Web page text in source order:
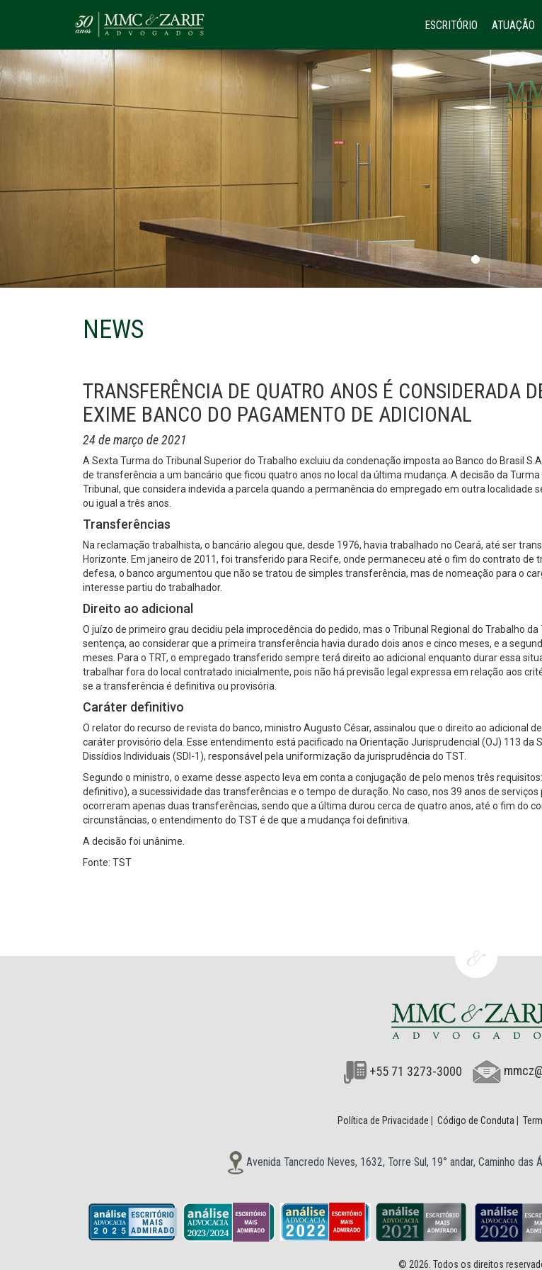
ESCRITÓRIO ATUAÇÃO
NEWS
TRANSFERÊNCIA DE QUATRO ANOS É CONSIDERADA
EXIME BANCO DO PAGAMENTO DE ADICIONAL
24 de março de 2021
A Sexta Turma do Tribunal Superior do Trabalho excluiu da condenação imposta ao Banco do Brasil
de transferência a um bancário que ficou quatro anos no local da última mudança. A decisão da
Tribunal, que considera indevida a parcela quando a permanência do empregado em outra localidade
ou igual a três anos.
Transferências
Na reclamação trabalhista, o bancário alegou que, desde 1976, havia trabalhado no Ceará, até ser
Horizonte. Em janeiro de 2011, foi transferido para Recife, onde permaneceu até o fim do contrato de
defesa, o banco argumentou que não se tratou de simples transferência, mas de nomeação para o
interesse partiu do trabalhador.
Direito ao adicional
O juízo de primeiro grau decidiu pela improcedência do pedido, mas o Tribunal Regional do Trabalho da
sentença, ao considerar que a primeira transferência havia durado dois anos e cinco meses, e a
meses. Para o TRT, o empregado transferido sempre terá direito ao adicional enquanto durar essa
trabalhar fora do local contratado inicialmente, pois não há previsão legal expressa em relação aos
se a transferência é definitiva ou provisória.
Caráter definitivo
O relator do recurso de revista do banco, ministro Augusto César, assinalou que o direito ao adicional
caráter provisório dela. Esse entendimento está pacificado na Orientação Jurisprudencial (OJ) 113 da
Dissídios Individuais (SDI-1), responsável pela uniformização da jurisprudência do TST.
Segundo o ministro, o exame desse aspecto leva em conta a conjugação de pelo menos três
definitivo), a sucessividade das transferências e o tempo de duração. No caso, nos 39 anos de
ocorreram apenas duas transferências, sendo que a última durou cerca de quatro anos, até o fim do
circunstâncias, o entendimento do TST é de que a mudança foi definitiva.
A decisão foi unânime.
Fonte: TST
+55 71 3273-3000
Política de Privacidade Código de Conduta
Avenida Tancredo Neves, 1632, Torre Sul, 19° andar, Caminho
© 2026. Todos os direitos